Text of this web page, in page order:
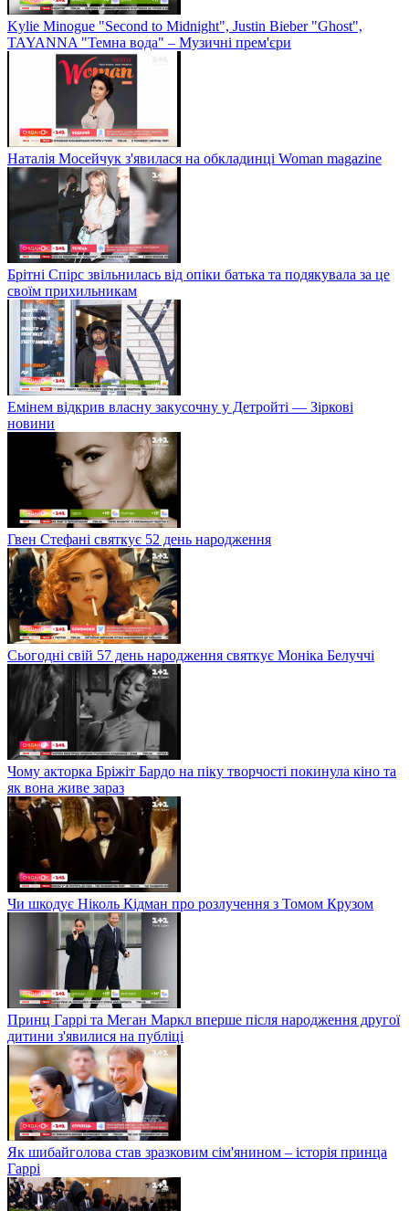
Kylie Minogue "Second to Midnight", Justin Bieber "Ghost",
TAYANNA "Темна вода" – Музичні прем'єри
Наталія Мосейчук з'явилася на обкладинці Woman magazine
Брітні Спірс звільнилась від опіки батька та подякувала за це
своїм прихильникам
Емінем відкрив власну закусочну у Детройті — Зіркові
новини
Гвен Стефані святкує 52 день народження
Сьогодні свій 57 день народження святкує Моніка Белуччі
Чому акторка Бріжіт Бардо на піку творчості покинула кіно та
як вона живе зараз
Чи шкодує Ніколь Кідман про розлучення з Томом Крузом
Принц Гаррі та Меган Маркл вперше після народження другої
дитини з'явилися на публіці
Як шибайголова став зразковим сім'янином – історія принца
Гаррі